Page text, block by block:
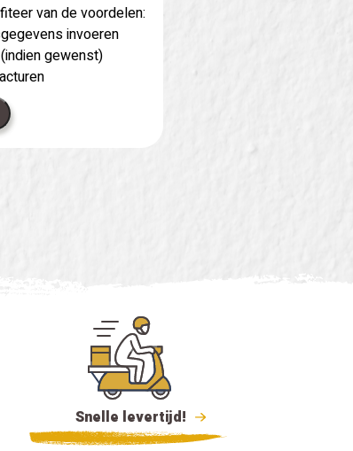
van de voordelen:
invoeren
gewenst)
Snelle levertijd!